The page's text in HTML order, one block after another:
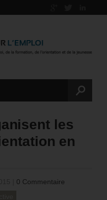
les
en
0 Commentaire